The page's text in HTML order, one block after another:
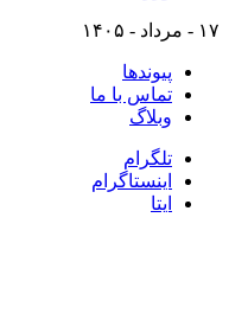
۱۷ - مرداد - ۱۴۰۵
پیوندها
تماس با ما
وبلاگ
تلگرام
اینستاگرام
ایتا